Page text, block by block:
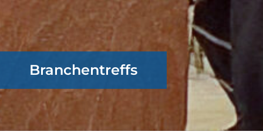
Branchentreffs